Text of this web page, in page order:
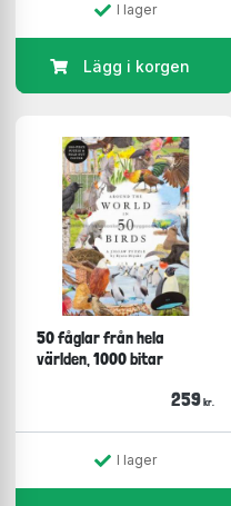
I lager
Lägg i korgen
50 fåglar från hela
världen, 1000 bitar
259 kr.
I lager